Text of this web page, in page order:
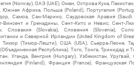
(Norway), ОАЭ (UAE), Оман, Острова Кука,
Южная Африка, Польша (Poland), Португалия
Самоа, Сан-Марино, Саудовская Аравия (Saudi
Винсент и Гренадины, Сент-Китс и Невис, Сент-
Словакия (Slovakia), Словения (Slovenia),
и Северной Ирландии (United Kingdom of
(Тимор-Лешти), США (USA), Сьерра-Леоне,
Республика), Того, Тонга, Тринидад и
Уганда, Венгрия (Hungary), Узбекистан, Уругвай,
(Finland), Франция (France), Французская